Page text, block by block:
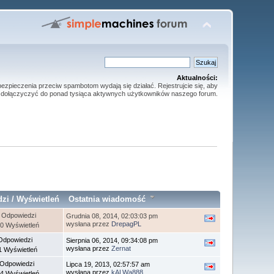
Aktualności:
przeciw spambotom wydają się działać. Rejestrujcie się, aby
dołączyczyć do ponad tysiąca aktywnych użytkowników naszego forum.
/Wyświetleń Ostatnia wiadomość
Wyświetleń
Grudnia 08, 2014, 02:03:03 pm
wysłana przez DrepagPL
Wyświetleń
Sierpnia 06, 2014, 09:34:08 pm
wysłana przezZernat
Lipca 19, 2013, 02:57:57 am
wysłana przezkALWa888